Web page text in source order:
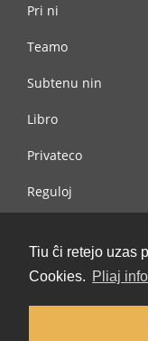
Tiu ĉi retejo uzas
Cookies. Pliaj
Pri ni
Teamo
Subtenu nin
Libro
Privateco
Reguloj